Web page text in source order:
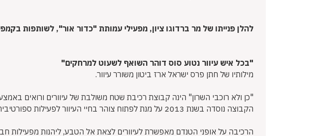
להלן פנייתו של מר ברדוגו ציון, מפעילי עמותת "כדור אור", לשותפות
"בכל איש עיוור נטוע סוס דוהר השואף לשעוט למרחקים"
מילותיו של חתן פרס ישראל ארז ביטון משורר עיוור.
"כן ולא רוכבי השרון" הינה קבוצת רכיבת שטח משולבת של עיוורים ורואים
הקבוצה נוסדה בשנת 2013 על מנת לפתוח צוהר בחיי העיוור לפעילות ספורטיבית מגוונת בקבוצה חברים כ-50 מתנדבים ומעל ל - 25 עיוורים וכבדי ראיה.
הרכיבה על אופני הטנדם מאפשרת לעיוורים לצאת אל הטבע, ליהנות מפעילות